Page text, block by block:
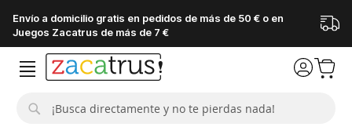
Envío a domicilio gratis en pedidos de más de 50 € o en
Juegos Zacatrus de más de 7 €